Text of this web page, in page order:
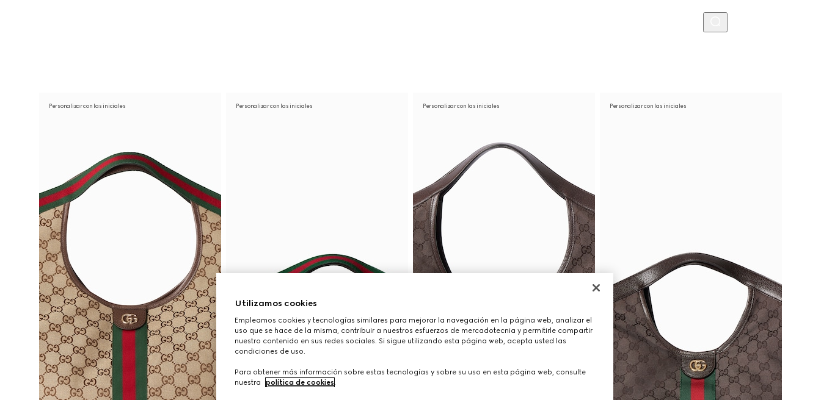
Personalizar con las iniciales Personalizar con las iniciales Personalizar con las iniciales Personalizar con las iniciales
Utilizamos cookies
Empleamos cookies y tecnologías similares para mejorar la navegación en la página web, analizar el
uso que se hace de la misma, contribuir a nuestros esfuerzos de mercadotecnia y permitirle compartir
nuestro contenido en sus redes sociales. Si sigue utilizando esta página web, acepta usted las
condiciones de uso.
Para obtener más información sobre estas tecnologías y sobre su uso en esta página web, consulte
nuestra
política de cookies.